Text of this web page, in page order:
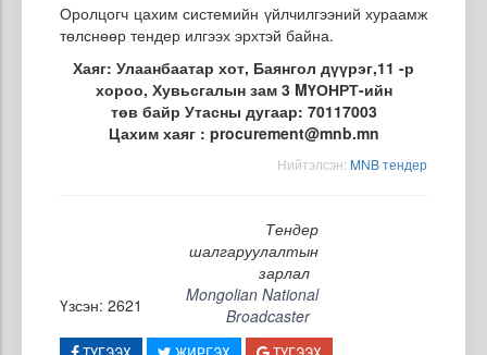
Оролцогч цахим системийн үйлчилгээний хураамж
төлснөөр тендер илгээх эрхтэй байна.
Хаяг: Улаанбаатар хот, Баянгол дүүрэг,11 -р
хороо, Хувьсгалын зам 3 MҮОНРТ-ийн
төв байр Утасны дугаар: 70117003
Цахим хаяг : procurement@mnb.mn
Нийтэлсэн: MNB тендер
Тендер
шалгаруулалтын
зарлал
Үзсэн: 2621
Mongolian National
Broadcaster